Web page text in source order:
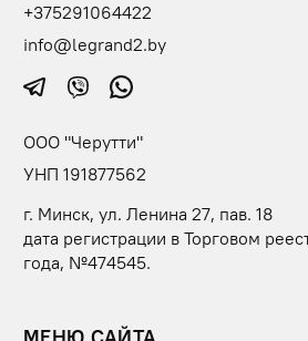
+375291064422
info@legrand2.by
ООО "Черутти"
УНП 191877562
г. Минск, ул. Ленина 27, пав. 18
дата регистрации в Торговом
года, №474545.